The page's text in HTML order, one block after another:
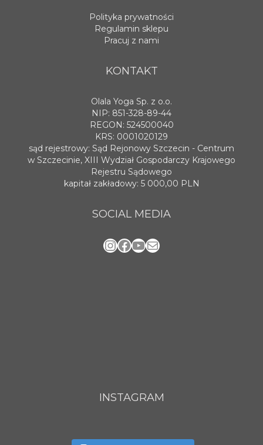
Polityka prywatności
Regulamin sklepu
Pracuj z nami
KONTAKT
Olala Yoga Sp. z o.o.
NIP: 851-328-89-44
REGON: 524500040
KRS: 0001020129
sąd rejestrowy: Sąd Rejonowy Szczecin - Centrum
w Szczecinie, XIII Wydział Gospodarczy Krajowego
Rejestru Sądowego
kapitał zakładowy: 5 000,00 PLN
SOCIAL MEDIA
Instagram
Facebook
YouTube
Mail
INSTAGRAM